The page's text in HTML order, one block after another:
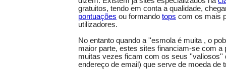
gratuitos, tendo em conta a qualidade,
pontuações ou formando tops com os mais
utilizadores.
No entanto quando a ''esmola é muita , o
maior parte, estes sites financiam-se com a
muitas vezes ficam com os seus ''valiosos''
endereço de email) que serve de moeda de